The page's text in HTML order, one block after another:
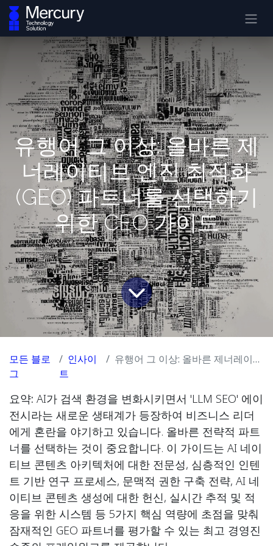
유행어 그 이상: 올바른 제
너레이티브 엔진 최적화
(GEO) 파트너를 선택하기
위한 CEO 가이드
모든 블로
그
인사이
트
유행어 그 이상: 올바른 제너레이티브 엔진 최적화(GEO) 파트너를 선택하기 위한 CEO 가이드
요약: AI가 검색 환경을 변화시키면서 'LLM SEO' 에이
전시라는 새로운 생태계가 등장하여 비즈니스 리더
에게 혼란을 야기하고 있습니다. 올바른 전략적 파트
너를 선택하는 것이 중요합니다. 이 가이드는 AI 네이
티브 콘텐츠 아키텍처에 대한 전문성, 심층적인 인텐
트 기반 연구 프로세스, 문맥적 권한 구축 전략, AI 네
이티브 콘텐츠 생성에 대한 헌신, 실시간 추적 및 적
응을 위한 시스템 등 5가지 핵심 역량에 초점을 맞춰
잠재적인 GEO 파트너를 평가할 수 있는 최고 경영진